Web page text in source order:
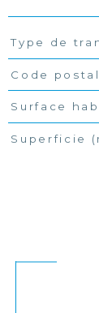
Type de
Code postal
Surface
Superficie